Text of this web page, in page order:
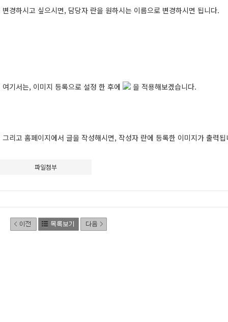
변경하시고 싶으시면, 담당자 란을 원하시는 이름으로 변경하시면 됩니다.
여기서는, 이미지 등록으로 설정 한 후에 을 적용해보겠습니다.
그리고 홈페이지에서 글을 작성해시면, 작성자 란에 등록한 이미지가 출력됩
파일첨부